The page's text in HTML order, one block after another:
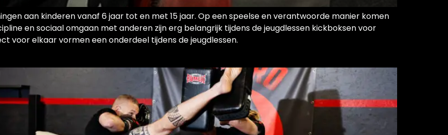
aan kinderen vanaf 6 jaar tot en met 15 jaar. Op een speelse en verantwoorde manier komen
en sociaal omgaan met anderen zijn erg belangrijk tijdens de jeugdlessen kickboksen voor
voor elkaar vormen een onderdeel tijdens de jeugdlessen.